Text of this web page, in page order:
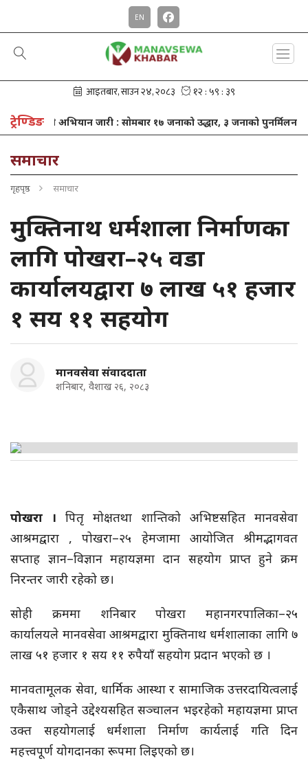
EN
ट्रेण्डिङ
अभियान जारी : साेमबार १७ जनाको उद्धार, ३ जनाको पुनर्मिलन खाजा
समाचार
गृहपृष्ठ समाचार
मुक्तिनाथ धर्मशाला निर्माणका
लागि पोखरा–२५ वडा
कार्यालयद्वारा ७ लाख ५१ हजार
१ सय ११ सहयोग
मानवसेवा संवाददाता
शनिबार, वैशाख २६, २०८३
पोखरा । पितृ मोक्ष तथा शान्तिको अभिष्टसहित मानवसेवा
आश्रमद्वारा , पोखरा–२५ हेमजामा आयोजित श्रीमद्भागवत
सप्ताह ज्ञान–विज्ञान महायज्ञमा दान सहयोग प्राप्त हुने क्रम
निरन्तर जारी रहेको छ।
सोही क्रममा शनिबार पोखरा महानगरपालिका–२५
कार्यालयले मानवसेवा आश्रमद्वारा मुक्तिनाथ धर्मशालाका लागि ७
लाख ५१ हजार १ सय ११ रुपैयाँ सहयोग प्रदान भएकाे छ ।
मानवतामूलक सेवा, धार्मिक आस्था र सामाजिक उत्तरदायित्वलाई
एकैसाथ जोड्ने उद्देश्यसहित सञ्चालन भइरहेको महायज्ञमा प्राप्त
उक्त सहयोगलाई धर्मशाला निर्माण कार्यलाई गति दिन
महत्त्वपूर्ण योगदानका रूपमा लिइएको छ।